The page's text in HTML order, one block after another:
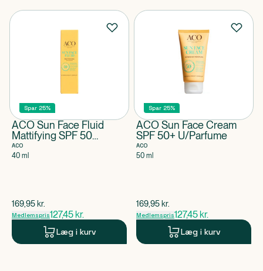
Spar 25%
ACO Sun Face Fluid
Mattifying SPF 50
U/Parfume
ACO
40 ml
$gammel pris
169,95 kr.
Medlemspris127,45 kr.
Læg i kurv
Spar 25%
ACO Sun Face Cream
SPF 50+ U/Parfume
ACO
50 ml
$gammel pris
169,95 kr.
Medlemspris127,45 kr.
Læg i kurv